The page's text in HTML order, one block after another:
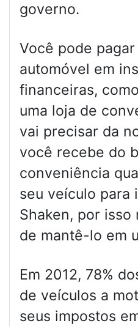
governo.
Você pode
automóvel em
financeiras,
uma loja de
vai precisar da
você recebe do
conveniência
seu veículo para
Shaken, por isso
de mantê-lo em
Em 2012, 78%
de veículos a
seus impostos